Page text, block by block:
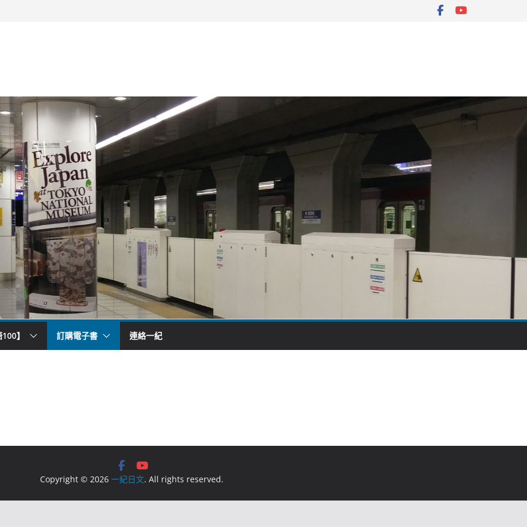
】 訂購電子書 連絡一紀
Copyright © 2026 一紀日文. All rights reserved.